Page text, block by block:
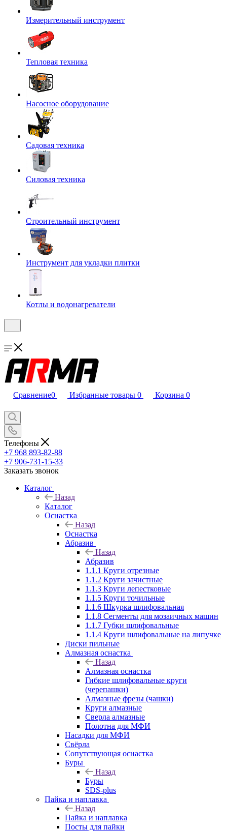
Измерительный инструмент
Тепловая техника
Насосное оборудование
Садовая техника
Силовая техника
Строительный инструмент
Инструмент для укладки плитки
Котлы и водонагреватели
Сравнение0 Избранные товары 0 Корзина 0
Телефоны
+7 968 893-82-88
+7 906-731-15-33
Заказать звонок
Каталог
Назад
Каталог
Оснастка
Назад
Оснастка
Абразив
Назад
Абразив
1.1.1 Круги отрезные
1.1.2 Круги зачистные
1.1.3 Круги лепестковые
1.1.5 Круги точильные
1.1.6 Шкурка шлифовальная
1.1.8 Сегменты для мозаичных машин
1.1.7 Губки шлифовальные
1.1.4 Круги шлифовальные на липучке
Диски пильные
Алмазная оснастка
Назад
Алмазная оснастка
Гибкие шлифовальные круги
(черепашки)
Алмазные фрезы (чашки)
Круги алмазные
Сверла алмазные
Полотна для МФИ
Насадки для МФИ
Свёрла
Сопутствующая оснастка
Буры
Назад
Буры
SDS-plus
Пайка и наплавка
Назад
Пайка и наплавка
Посты для пайки